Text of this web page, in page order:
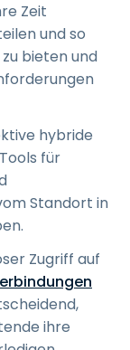
Zeit
und so
bieten und
hybride
für
Standort in
Zugriff auf
ihre